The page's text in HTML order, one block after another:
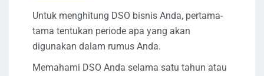
Untuk menghitung DSO bisnis Anda, pertama-
tama tentukan periode apa yang akan
digunakan dalam rumus Anda.
Memahami DSO Anda selama satu tahun atau